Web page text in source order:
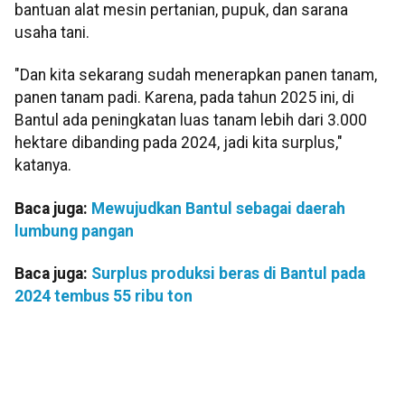
bantuan alat mesin pertanian, pupuk, dan sarana
usaha tani.
"Dan kita sekarang sudah menerapkan panen tanam,
panen tanam padi. Karena, pada tahun 2025 ini, di
Bantul ada peningkatan luas tanam lebih dari 3.000
hektare dibanding pada 2024, jadi kita surplus,"
katanya.
Baca juga: Mewujudkan Bantul sebagai daerah
lumbung pangan
Baca juga: Surplus produksi beras di Bantul pada
2024 tembus 55 ribu ton